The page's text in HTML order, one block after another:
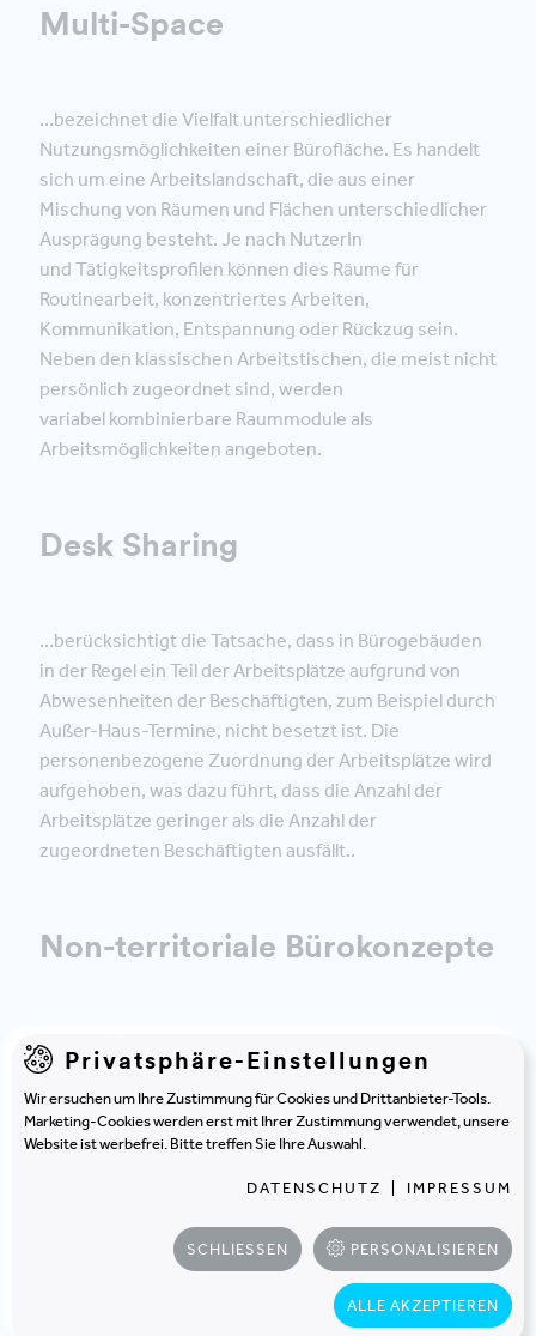
Multi-Space
…bezeichnet die Vielfalt unterschiedlicher
Nutzungsmöglichkeiten einer Bürofläche. Es handelt
sich um eine Arbeitslandschaft, die aus einer
Mischung von Räumen und Flächen unterschiedlicher
Ausprägung besteht. Je nach NutzerIn
und Tätigkeitsprofilen können dies Räume für
Routinearbeit, konzentriertes Arbeiten,
Kommunikation, Entspannung oder Rückzug sein.
Neben den klassischen Arbeitstischen, die meist nicht
persönlich zugeordnet sind, werden
variabel kombinierbare Raummodule als
Arbeitsmöglichkeiten angeboten.
Desk Sharing
…berücksichtigt die Tatsache, dass in Bürogebäuden
in der Regel ein Teil der Arbeitsplätze aufgrund von
Abwesenheiten der Beschäftigten, zum Beispiel durch
Außer-Haus-Termine, nicht besetzt ist. Die
personenbezogene Zuordnung der Arbeitsplätze wird
aufgehoben, was dazu führt, dass die Anzahl der
Arbeitsplätze geringer als die Anzahl der
zugeordneten Beschäftigten ausfällt..
Non-territoriale Bürokonzepte
…ist ein Überbegriff für unterschiedliche Konzepte,
bei denen zumindest ein Teil der Beschäftigten über
keinen persönlich zugeordneten Arbeitsplatz verfügt.
Desk-Sharing Ratio
…ist eine Verhältniszahl. Sie beschreibt, wie viele
konventionelle Arbeitsplätze den zugreifenden
Privatsphäre-Einstellungen
Wir ersuchen um Ihre Zustimmung für Cookies und Drittanbieter-Tools.
Marketing-Cookies werden erst mit Ihrer Zustimmung verwendet, unsere
Website ist werbefrei. Bitte treffen Sie Ihre Auswahl.
DATENSCHUTZ IMPRESSUM
SCHLIESSEN PERSONALISIEREN
ALLE AKZEPTIEREN